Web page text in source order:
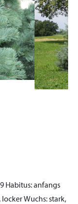
Habitus:anfangs
lockerWuchs:stark,